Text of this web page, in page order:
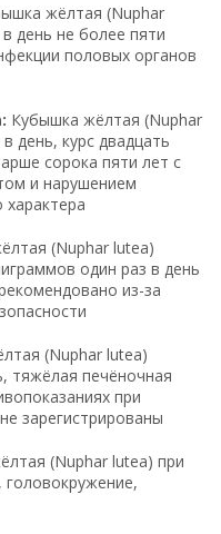
жёлтая (Nuphar
день не более пяти
половых органов
Кубышка жёлтая (Nuphar
день, курс двадцать
сорока пяти лет с
и нарушением
(Nuphar lutea)
один раз в день
из-за
(Nuphar lutea)
тяжёлая печёночная
при
зарегистрированы
(Nuphar lutea) при